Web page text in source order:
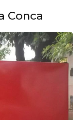
Conca